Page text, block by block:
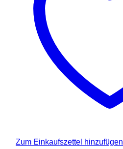
Zum Einkaufszettel hinzufügen